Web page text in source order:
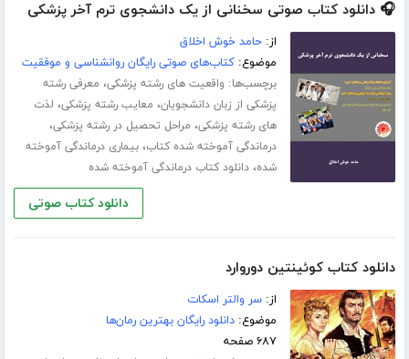
🎧 دانلود کتاب صوتی سخنانی از یک دانشجوی ترم آخر پزشکی
از:حامد خوش اخلاق
موضوع:کتاب‌های صوتی رایگان روانشناسی و موفقیت
برچسب‌ها: واقعیت های رشته پزشکی، معرفی رشته
پزشکی از زبان دانشجویان، معایب رشته پزشکی، لذت
های رشته پزشکی، مراحل تحصیل در رشته پزشکی،
درماندگی آموخته شده کتاب،بیماری درماندگی آموخته
شده،دانلود کتاب درماندگی آموخته شده
دانلود کتاب صوتی
دانلود کتاب کوئینتین دوروارد
از:سر والتر اسکات
موضوع:دانلود رایگان بهترین رمان‌ها
۶۸۷ صفحه